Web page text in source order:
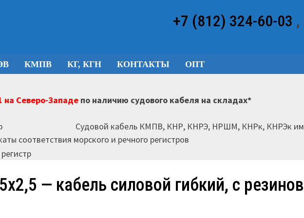
+7 (812) 324-60-03
КМПВ КГ, КГН КОНТАКТЫ ОПТ
Северо-Западепо наличию судового кабеля на складах*
Судовой кабель КМПВ, КНР, КНРЭ, НРШМ, КНРк, КНРЭк
соответствия морского и речного регистров
— кабель силовой гибкий, с